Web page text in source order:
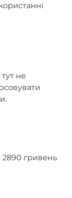
не
2890 гривень